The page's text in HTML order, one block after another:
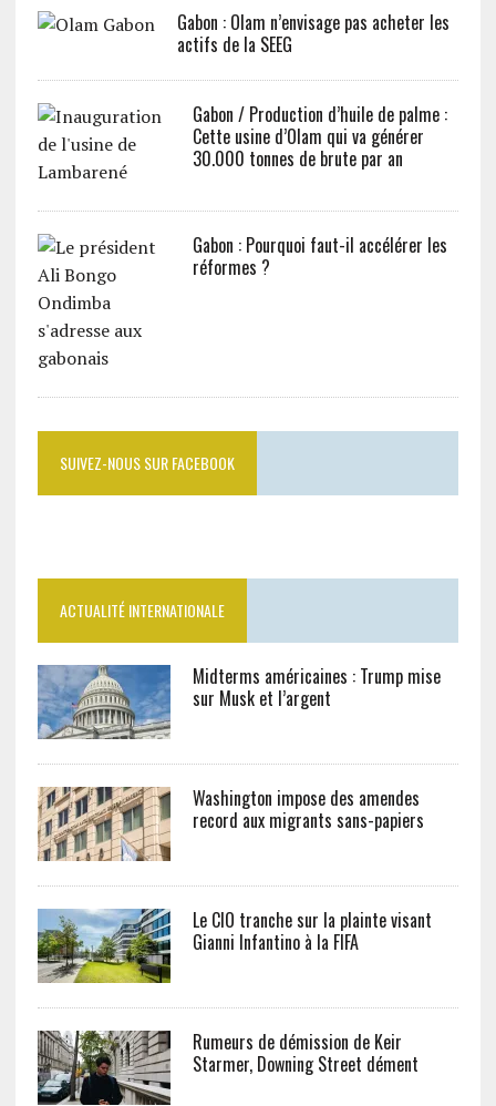
Gabon : Olam n’envisage pas acheter les
actifs de la SEEG
Gabon / Production d’huile de palme :
Cette usine d’Olam qui va générer
30.000 tonnes de brute par an
Gabon : Pourquoi faut-il accélérer les
réformes ?
SUIVEZ-NOUS SUR FACEBOOK
ACTUALITÉ INTERNATIONALE
Midterms américaines : Trump mise
sur Musk et l’argent
Washington impose des amendes
record aux migrants sans-papiers
Le CIO tranche sur la plainte visant
Gianni Infantino à la FIFA
Rumeurs de démission de Keir
Starmer, Downing Street dément